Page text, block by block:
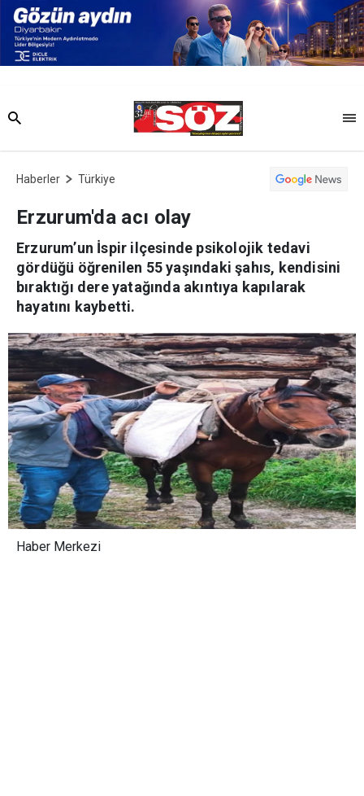
Haberler Türkiye
Erzurum'da acı olay
Erzurum’un İspir ilçesinde psikolojik tedavi
gördüğü öğrenilen 55 yaşındaki şahıs, kendisini
bıraktığı dere yatağında akıntıya kapılarak
hayatını kaybetti.
Haber Merkezi